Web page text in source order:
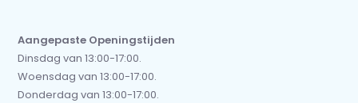
Aangepaste Openingstijden
Dinsdag van 13:00-17:00.
Woensdag van 13:00-17:00.
Donderdag van 13:00-17:00.